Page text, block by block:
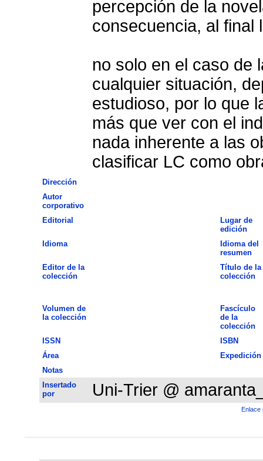
percepción de la
consecuencia, al final
no solo en el caso de
cualquier situación,
estudioso, por lo que
más que ver con el
nada inherente a las
clasificar LC como
Dirección
Autor
corporativo
Editorial
Lugar de
edición
Idioma
Idioma del
resumen
Editor de la
colección
Título de la
colección
Volumen de
la colección
Fascículo
de la
colección
ISSN
ISBN
Área
Expedición
Notas
Insertado
por
Uni-Trier @
Enlace